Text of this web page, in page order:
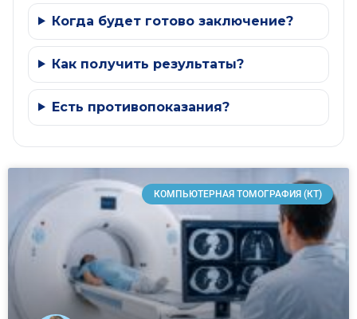
Когда будет готово заключение?
Как получить результаты?
Есть противопоказания?
КОМПЬЮТЕРНАЯ ТОМОГРАФИЯ (КТ)